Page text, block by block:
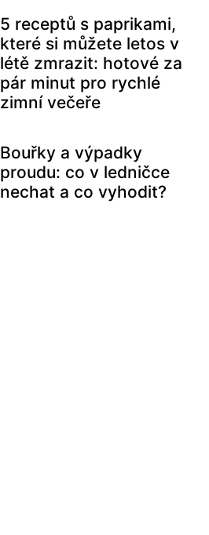
5 receptů s paprikami,
které si můžete letos v
létě zmrazit: hotové za
pár minut pro rychlé
zimní večeře
Bouřky a výpadky
proudu: co v ledničce
nechat a co vyhodit?